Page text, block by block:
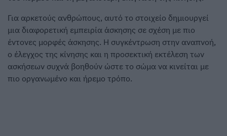
Για αρκετούς ανθρώπους, αυτό το στοιχείο δημιουργεί
μια διαφορετική εμπειρία άσκησης σε σχέση με πιο
έντονες μορφές άσκησης. Η συγκέντρωση στην αναπνοή,
ο έλεγχος της κίνησης και η προσεκτική εκτέλεση των
ασκήσεων συχνά βοηθούν ώστε το σώμα να κινείται με
πιο οργανωμένο και ήρεμο τρόπο.